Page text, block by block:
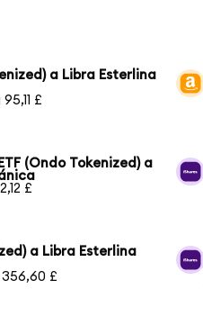
a Libra Esterlina
£
(Ondo Tokenized) a
£
a Libra Esterlina
356,60 £